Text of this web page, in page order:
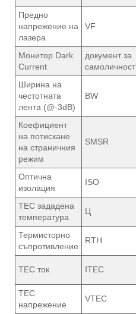
Предно
напрежение на
лазера
VF
Монитор Dark
Current
документ за
самоличност
Ширина на
честотната
лента (@-3dB)
BW
Коефициент
на потискане
на страничния
режим
SMSR
Оптична
изолация
ISO
TEC зададена
температура
Ц
Термисторно
съпротивление
RTH
TEC ток ITEC
TEC
напрежение
VTEC